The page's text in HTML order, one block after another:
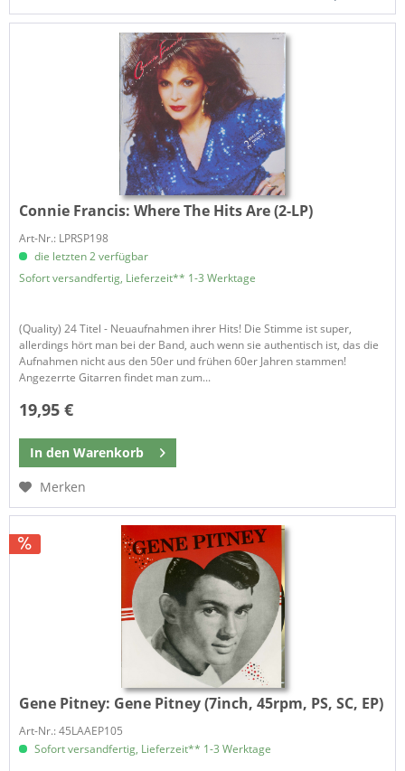
Connie Francis:Where The Hits Are (2-LP)
Art-Nr.: LPRSP198
die letzten 2 verfügbar
Sofort versandfertig, Lieferzeit** 1-3 Werktage
(Quality) 24 Titel - Neuaufnahmen ihrer Hits! Die Stimme ist super,
allerdings hört man bei der Band, auch wenn sie authentisch ist, das die
Aufnahmen nicht aus den 50er und frühen 60er Jahren stammen!
Angezerrte Gitarren findet man zum...
19,95 €
In den Warenkorb
Merken
Gene Pitney: Gene Pitney (7inch, 45rpm, PS, SC, EP)
Art-Nr.: 45LAAEP105
Sofort versandfertig, Lieferzeit** 1-3 Werktage